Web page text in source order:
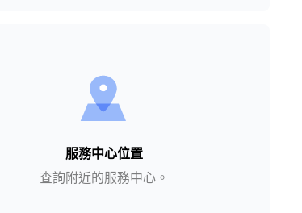
服務中心位置
查詢附近的服務中心。